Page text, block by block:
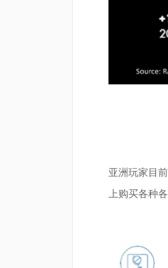
亚洲玩家目
上购买各种